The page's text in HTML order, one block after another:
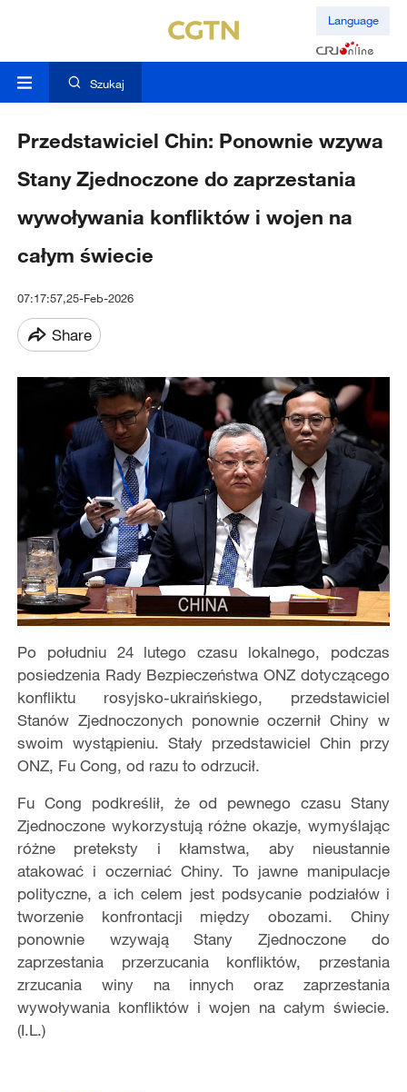
Language
Szukaj
Przedstawiciel Chin: Ponownie wzywa
Stany Zjednoczone do zaprzestania
wywoływania konfliktów i wojen na
całym świecie
07:17:57,25-Feb-2026
Share
Po południu 24 lutego czasu lokalnego, podczas
posiedzenia Rady Bezpieczeństwa ONZ dotyczącego
konfliktu rosyjsko-ukraińskiego, przedstawiciel
Stanów Zjednoczonych ponownie oczernił Chiny w
swoim wystąpieniu. Stały przedstawiciel Chin przy
ONZ, Fu Cong, od razu to odrzucił.
Fu Cong podkreślił, że od pewnego czasu Stany
Zjednoczone wykorzystują różne okazje, wymyślając
różne preteksty i kłamstwa, aby nieustannie
atakować i oczerniać Chiny. To jawne manipulacje
polityczne, a ich celem jest podsycanie podziałów i
tworzenie konfrontacji między obozami. Chiny
ponownie wzywają Stany Zjednoczone do
zaprzestania przerzucania konfliktów, przestania
zrzucania winy na innych oraz zaprzestania
wywoływania konfliktów i wojen na całym świecie.
(I.L.)